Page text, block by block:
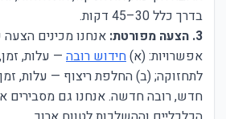
בדרך כלל 30–45 דקות.
3. הצעה מפורטת:
אנחנו מכינים
אפשרויות: (א)חידוש רובה — עלות,
לתחזוקה; (ב) החלפת ריצוף — עלות,
חדש, רובה חדשה. אנחנו גם מסבירים